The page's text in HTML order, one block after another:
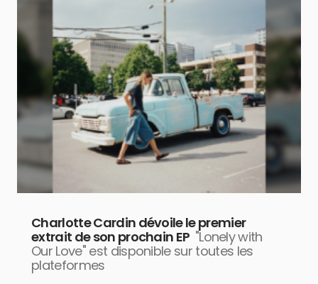
Charlotte Cardin dévoile le premier
extrait de son prochain EP "Lonely with
Our Love" est disponible sur toutes les
plateformes